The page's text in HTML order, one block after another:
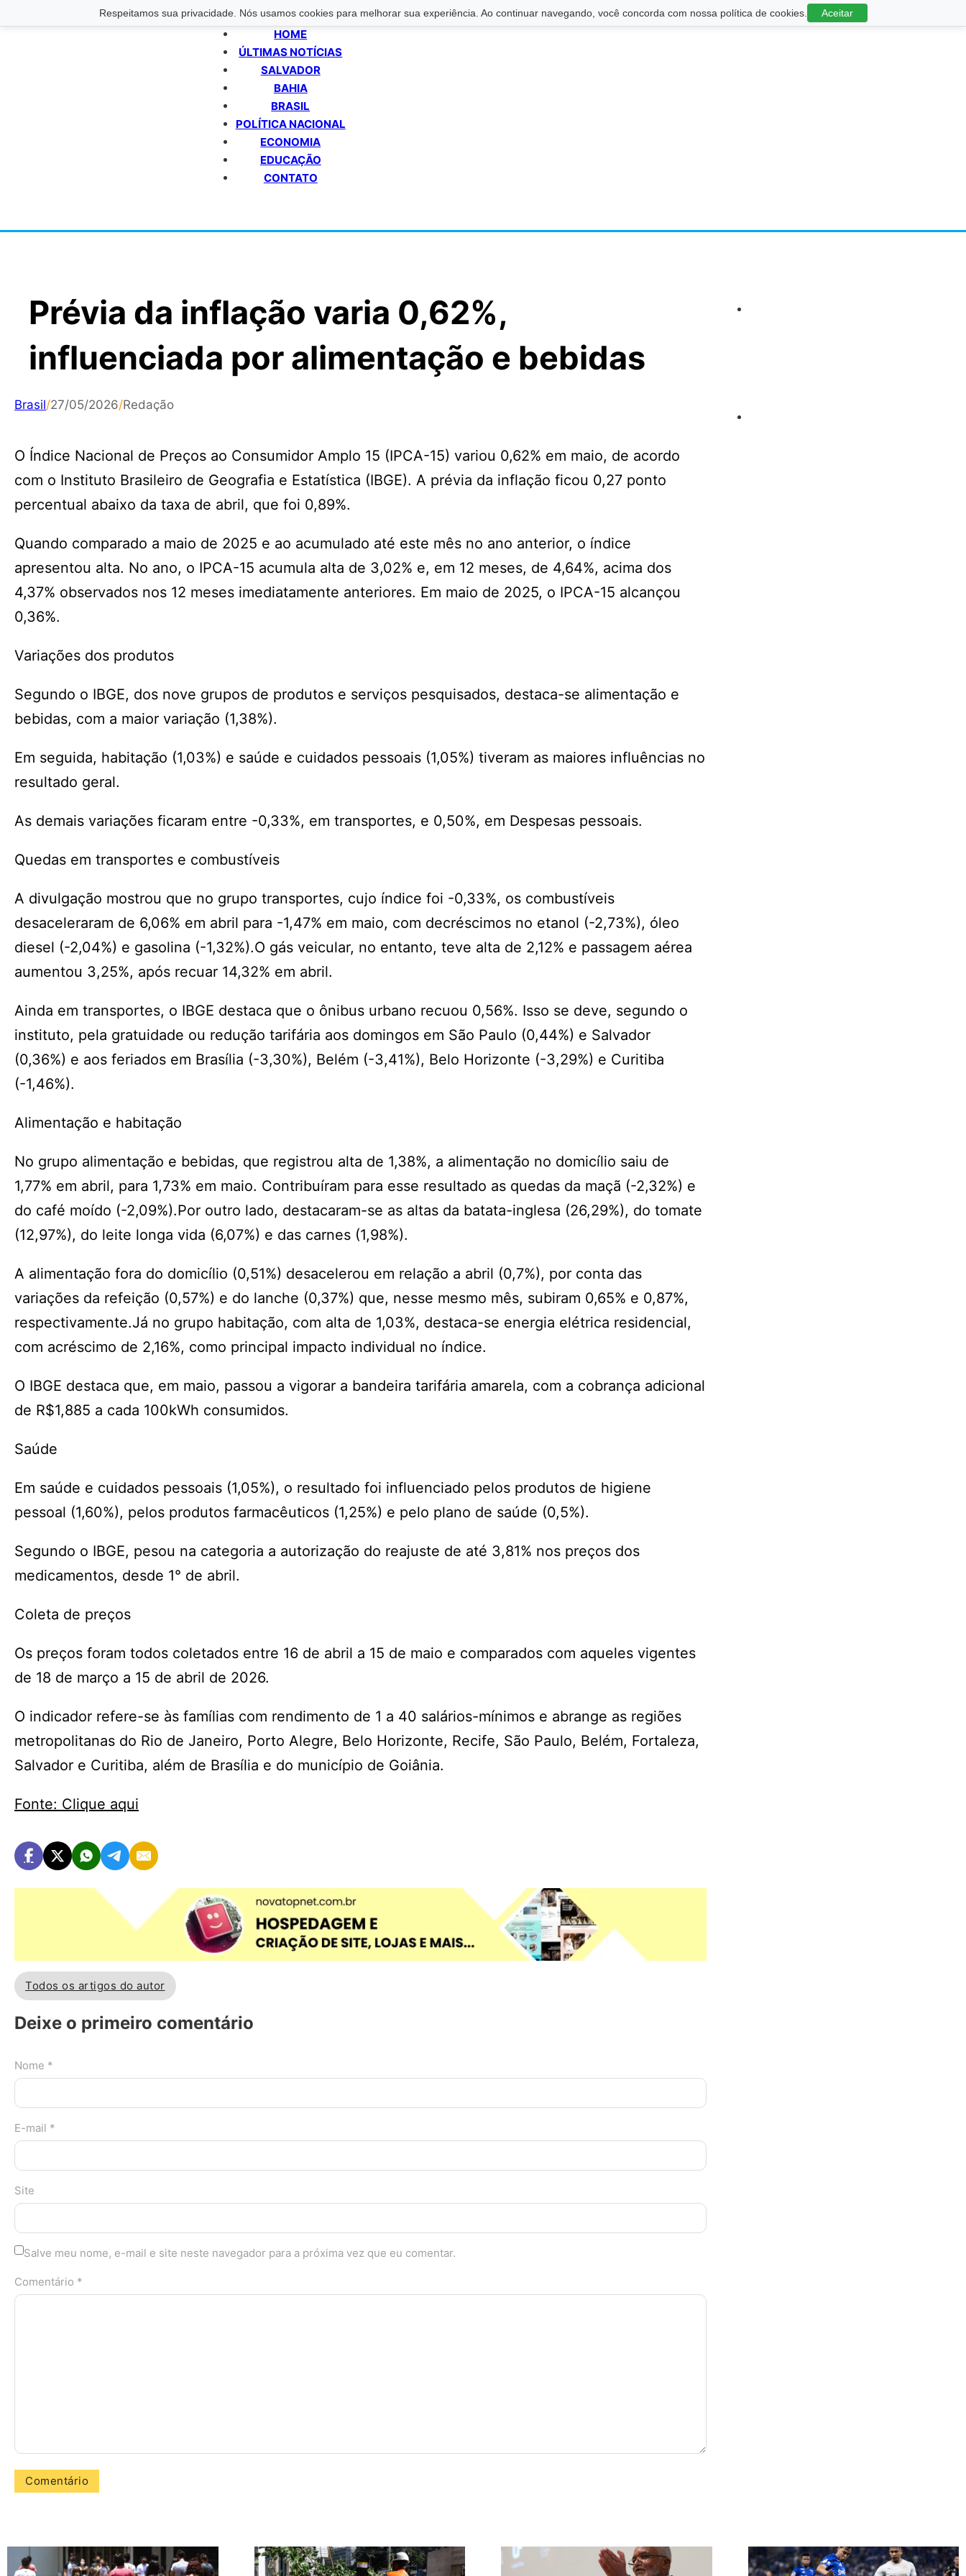
Respeitamos sua privacidade. Nós usamos cookies para melhorar sua experiência. Ao continuar navegando, você concorda com nossa política de cookies. Aceitar
HOME
ÚLTIMAS NOTÍCIAS
SALVADOR
BAHIA
BRASIL
POLÍTICA NACIONAL
ECONOMIA
EDUCAÇÃO
CONTATO
Prévia da inflação varia 0,62%,
influenciada por alimentação e bebidas
Brasil/27/05/2026/Redação
O Índice Nacional de Preços ao Consumidor Amplo 15 (IPCA-15) variou 0,62% em maio, de acordo
com o Instituto Brasileiro de Geografia e Estatística (IBGE). A prévia da inflação ficou 0,27 ponto
percentual abaixo da taxa de abril, que foi 0,89%.
Quando comparado a maio de 2025 e ao acumulado até este mês no ano anterior, o índice
apresentou alta. No ano, o IPCA-15 acumula alta de 3,02% e, em 12 meses, de 4,64%, acima dos
4,37% observados nos 12 meses imediatamente anteriores. Em maio de 2025, o IPCA-15 alcançou
0,36%.
Variações dos produtos
Segundo o IBGE, dos nove grupos de produtos e serviços pesquisados, destaca-se alimentação e
bebidas, com a maior variação (1,38%).
Em seguida, habitação (1,03%) e saúde e cuidados pessoais (1,05%) tiveram as maiores influências no
resultado geral.
As demais variações ficaram entre -0,33%, em transportes, e 0,50%, em Despesas pessoais.
Quedas em transportes e combustíveis
A divulgação mostrou que no grupo transportes, cujo índice foi -0,33%, os combustíveis
desaceleraram de 6,06% em abril para -1,47% em maio, com decréscimos no etanol (-2,73%), óleo
diesel (-2,04%) e gasolina (-1,32%).O gás veicular, no entanto, teve alta de 2,12% e passagem aérea
aumentou 3,25%, após recuar 14,32% em abril.
Ainda em transportes, o IBGE destaca que o ônibus urbano recuou 0,56%. Isso se deve, segundo o
instituto, pela gratuidade ou redução tarifária aos domingos em São Paulo (0,44%) e Salvador
(0,36%) e aos feriados em Brasília (-3,30%), Belém (-3,41%), Belo Horizonte (-3,29%) e Curitiba
(-1,46%).
Alimentação e habitação
No grupo alimentação e bebidas, que registrou alta de 1,38%, a alimentação no domicílio saiu de
1,77% em abril, para 1,73% em maio. Contribuíram para esse resultado as quedas da maçã (-2,32%) e
do café moído (-2,09%).Por outro lado, destacaram-se as altas da batata-inglesa (26,29%), do tomate
(12,97%), do leite longa vida (6,07%) e das carnes (1,98%).
A alimentação fora do domicílio (0,51%) desacelerou em relação a abril (0,7%), por conta das
variações da refeição (0,57%) e do lanche (0,37%) que, nesse mesmo mês, subiram 0,65% e 0,87%,
respectivamente.Já no grupo habitação, com alta de 1,03%, destaca-se energia elétrica residencial,
com acréscimo de 2,16%, como principal impacto individual no índice.
O IBGE destaca que, em maio, passou a vigorar a bandeira tarifária amarela, com a cobrança adicional
de R$1,885 a cada 100kWh consumidos.
Saúde
Em saúde e cuidados pessoais (1,05%), o resultado foi influenciado pelos produtos de higiene
pessoal (1,60%), pelos produtos farmacêuticos (1,25%) e pelo plano de saúde (0,5%).
Segundo o IBGE, pesou na categoria a autorização do reajuste de até 3,81% nos preços dos
medicamentos, desde 1° de abril.
Coleta de preços
Os preços foram todos coletados entre 16 de abril a 15 de maio e comparados com aqueles vigentes
de 18 de março a 15 de abril de 2026.
O indicador refere-se às famílias com rendimento de 1 a 40 salários-mínimos e abrange as regiões
metropolitanas do Rio de Janeiro, Porto Alegre, Belo Horizonte, Recife, São Paulo, Belém, Fortaleza,
Salvador e Curitiba, além de Brasília e do município de Goiânia.
Fonte: Clique aqui
Todos os artigos do autor
Deixe o primeiro comentário
Nome *
E-mail *
Site
Salve meu nome, e-mail e site neste navegador para a próxima vez que eu comentar.
Comentário *